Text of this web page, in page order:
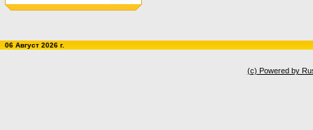
06 Август 2026 г.
(c) Powered by